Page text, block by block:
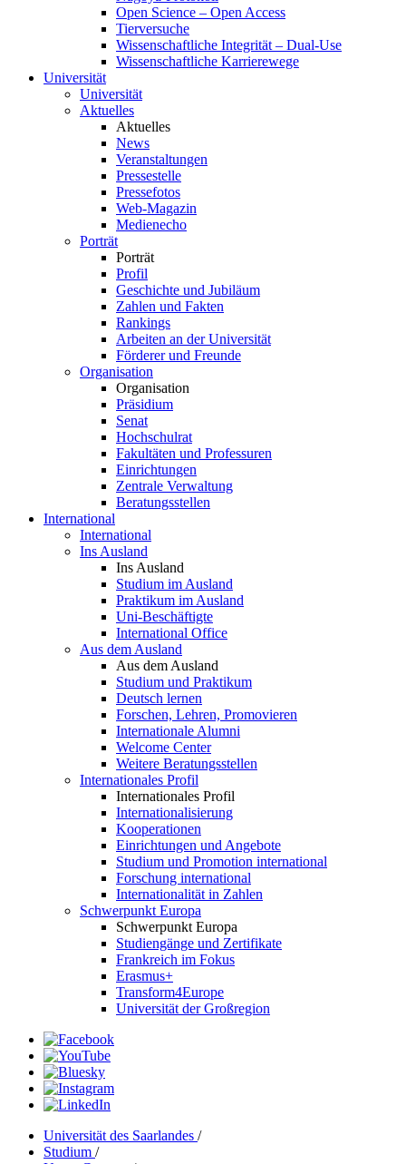
Open Science – Open Access
Tierversuche
Wissenschaftliche Integrität – Dual-Use
Wissenschaftliche Karrierewege
Universität
Universität
Aktuelles
Aktuelles
News
Veranstaltungen
Pressestelle
Pressefotos
Web-Magazin
Medienecho
Porträt
Porträt
Profil
Geschichte und Jubiläum
Zahlen und Fakten
Rankings
Arbeiten an der Universität
Förderer und Freunde
Organisation
Organisation
Präsidium
Senat
Hochschulrat
Fakultäten und Professuren
Einrichtungen
Zentrale Verwaltung
Beratungsstellen
International
International
Ins Ausland
Ins Ausland
Studium im Ausland
Praktikum im Ausland
Uni-Beschäftigte
International Office
Aus dem Ausland
Aus dem Ausland
Studium und Praktikum
Deutsch lernen
Forschen, Lehren, Promovieren
Internationale Alumni
Welcome Center
Weitere Beratungsstellen
Internationales Profil
Internationales Profil
Internationalisierung
Kooperationen
Einrichtungen und Angebote
Studium und Promotion international
Forschung international
Internationalität in Zahlen
Schwerpunkt Europa
Schwerpunkt Europa
Studiengänge und Zertifikate
Frankreich im Fokus
Erasmus+
Transform4Europe
Universität der Großregion
Universität des Saarlandes /
Studium /